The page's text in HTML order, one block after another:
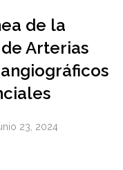
de la
Arterias
23, 2024